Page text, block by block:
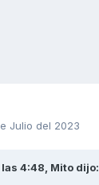
Julio del 2023
4:48, Mito dijo: